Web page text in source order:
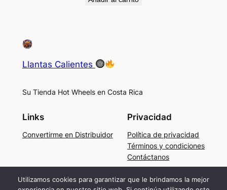
Llantas Calientes
Su Tienda Hot Wheels en Costa Rica
Links
Convertirme en Distribuidor
Privacidad
Política de privacidad
Términos y condiciones
Contáctanos
Social
Utilizamos cookies para garantizar que le brindamos la mejor